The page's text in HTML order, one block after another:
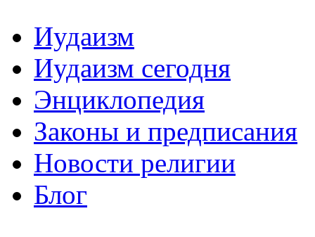
Иудаизм
Иудаизм сегодня
Энциклопедия
Законы и предписания
Новости религии
Блог